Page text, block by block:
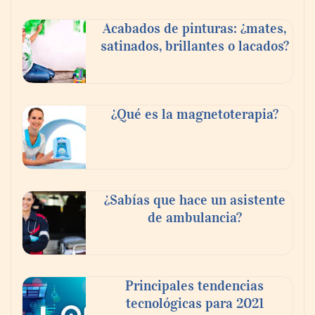
experiencia desde mediodía hasta el
anochecer con cocina abierta
El nuevo mapa de zonas tensionadas abre
inquilinos en Cataluña
Acabados de pinturas: ¿mates,
satinados, brillantes o lacados?
¿Qué es la magnetoterapia?
¿Sabías que hace un asistente
de ambulancia?
Principales tendencias
tecnológicas para 2021